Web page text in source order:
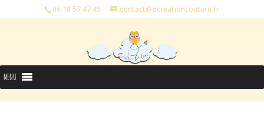
06 18 57 47 45 contact@ocreationcouture.fr
MENU